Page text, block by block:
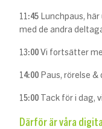
11:45 Lunchpaus,
med de andra
13:00 Vi fortsätter
14:00 Paus, rörelse
15:00 Tack för i dag,
Därför är våra